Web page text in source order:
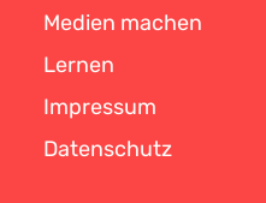
Medien machen
Lernen
Impressum
Datenschutz